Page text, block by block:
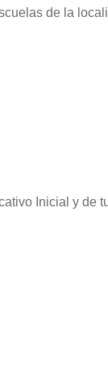
de la
Inicial y de